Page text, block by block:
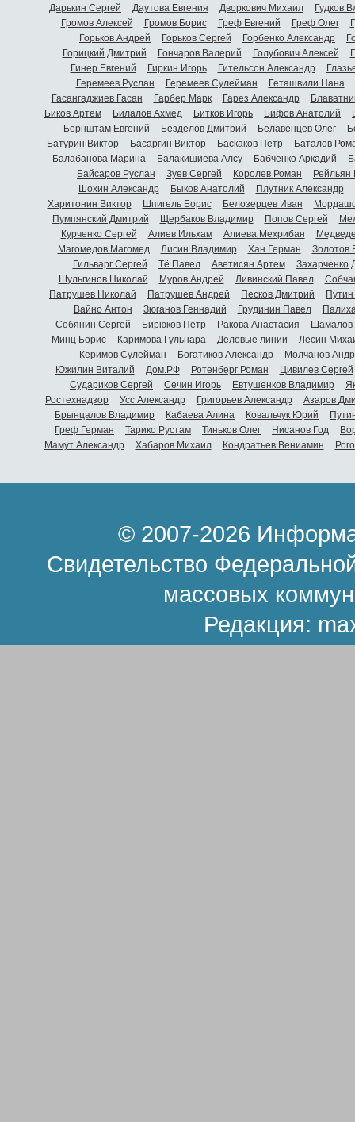
Дарькин Сергей
Даутова Евгения Дворкович Михаил
Гудков
Громов Алексей
Громов Борис Греф Евгений Греф Олег
Горьков Андрей
Горьков Сергей Горбенко Александр
Горицкий Дмитрий
Гончаров Валерий Голубович Алексей
Гинер Евгений
Гиркин Игорь Гительсон Александр
Геремеев Руслан
Геремеев Сулейман
Геташвили Нана
Гасангаджиев Гасан
Гарбер Марк Гарез Александр
Биков Артем
Билалов Ахмед Битков Игорь Бифов Анатолий
Бернштам Евгений
Безделов Дмитрий Белавенцев Олег
Батурин Виктор
Басаргин Виктор Баскаков Петр
Баталов
Балабанова Марина
Балакишиева Алсу Бабченко Аркадий
Байсаров Руслан
Зуев Сергей Королев Роман
Шохин Александр
Быков Анатолий Плутник Александр
Харитонин Виктор
Шпигель Борис Белозерцев Иван
Пумпянский Дмитрий
Щербаков Владимир Попов Сергей
Курченко Сергей
Алиев Ильхам Алиева Мехрибан
Магомедов Магомед
Лисин Владимир Хан Герман
Золотов
Гильварг Сергей
Тё Павел Аветисян Артем
Захарченко
Шульгинов Николай
Муров Андрей Ливинский Павел
Патрушев Николай
Патрушев Андрей Песков Дмитрий
Вайно Антон
Зюганов Геннадий Грудинин Павел
Собянин Сергей
Бирюков Петр Ракова Анастасия
Шамалов
Минц Борис
Каримова Гульнара Деловые линии
Лесин
Керимов Сулейман
Богатиков Александр
Молчанов
Южилин Виталий
Дом.РФ Ротенберг Роман
Цивилев Сергей
Судариков Сергей
Сечин Игорь Евтушенков Владимир
Ростехнадзор
Усс Александр Григорьев Александр
Азаров
Брынцалов Владимир
Кабаева Алина Ковальчук Юрий
Греф Герман
Тарико Рустам Тиньков Олег Нисанов Год
Мамут Александр
Хабаров Михаил Кондратьев Вениамин
© 2007-2026
Свидетельство
массовых
Редакция: